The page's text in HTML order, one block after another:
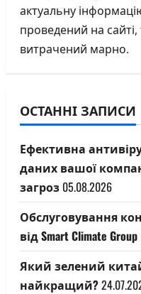
актуальну
проведений на
витрачений марно.
ОСТАННІ ЗАПИСИ
Ефективна
даних вашої
загроз 05.08.2026
Обслуговування
від Smart Climate Group
Який зелений
найкращий?